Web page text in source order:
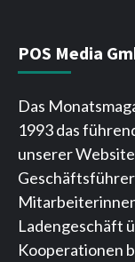
POS Media
Das
1993 das
unserer
Ladengeschäft
Kooperationen